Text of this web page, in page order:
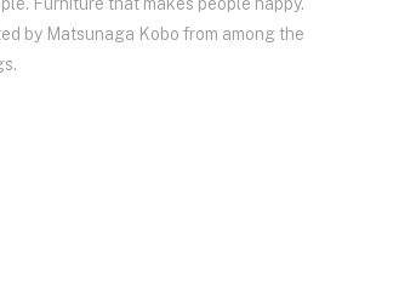
by Matsunaga Kobo from among the